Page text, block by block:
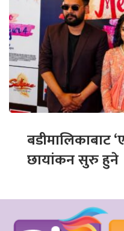
बडीमालिकाबाट
छायांकन सुरु हुने